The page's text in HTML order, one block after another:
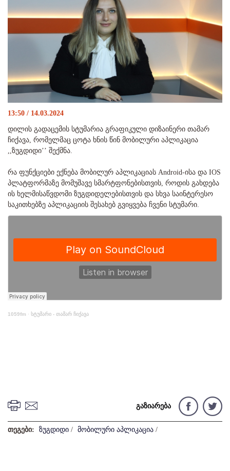
13:50 / 14.03.2024
დილის გადაცემის სტუმარია გრაფიკული დიზაინერი თამარ
ჩიქავა, რომელმაც ცოტა ხნის წინ მობილური აპლიკაცია
,,ზუგდიდი’’ შექმნა.
რა ფუნქციები ექნება მობილურ აპლიკაციას Android-ისა და IOS
პლატფორმაზე მომუშავე სმარტფონებისთვის, როდის გახდება
ის ხელმისაწვდომი ზუგდიდელებისთვის და სხვა საინტერესო
საკითხებზე აპლიკაციის შესახებ გვიყვება ჩვენი სტუმარი.
1059fm · სტუმარი - თამარ ჩიქავა
გაზიარება
თეგები: ზუგდიდი / მობილური აპლიკაცია /